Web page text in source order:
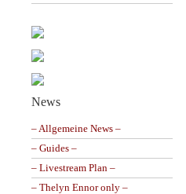
News
– Allgemeine News –
– Guides –
– Livestream Plan –
– Thelyn Ennor only –